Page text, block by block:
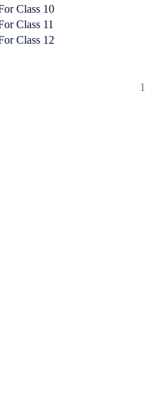
Class 10
Class 11
Class 12
1